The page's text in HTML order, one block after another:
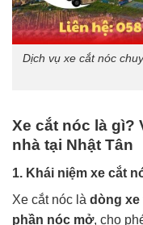
Dịch vụ xe cắt nóc
Xe cắt nóc là gì?
nhà tại Nhật Tân
1. Khái niệm xe cắt
Xe cắt nóc là dòng xe
phần nóc mở, cho